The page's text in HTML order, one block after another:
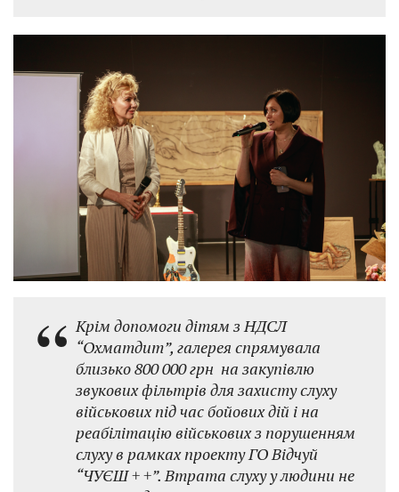
Крім допомоги дітям з НДСЛ
“Охматдит”, галерея спрямувала
близько 800 000 грн на закупівлю
звукових фільтрів для захисту слуху
військових під час бойових дій і на
реабілітацію військових з порушенням
слуху в рамках проекту ГО Відчуй
“ЧУЄШ + +”. Втрата слуху у людини не